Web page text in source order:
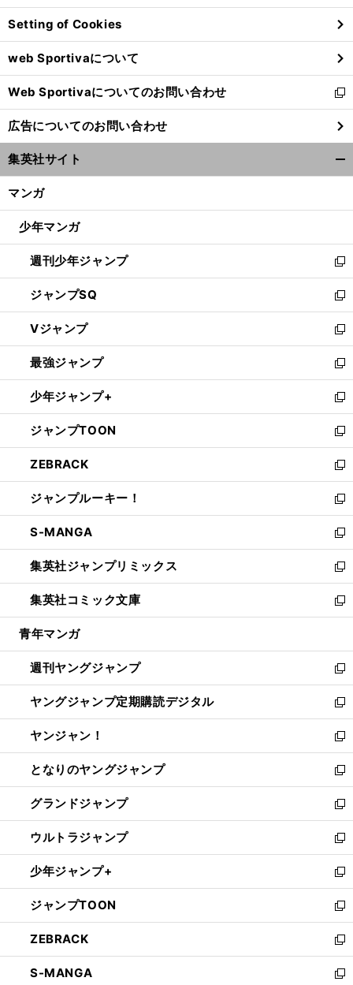
ン
ド
ウ
で
開
く
Setting of Cookies
web Sportivaについて
Web Sportivaについてのお問い合わせ
新
し
い
ウ
ィ
ン
ウ
開
く
広告についてのお問い合わせ
集英社サイト
マンガ
少年マンガ
週刊少年ジャンプ
新
し
い
ウ
ィ
ン
ド
ウ
で
開
く
ジャンプSQ
新
し
い
ウ
ィ
ン
ド
ウ
で
開
く
Vジャンプ
新
し
い
ウ
ィ
ン
ド
ウ
で
開
く
最強ジャンプ
新
し
い
ウ
ィ
ン
ド
ウ
で
開
く
少年ジャンプ+
新
し
い
ウ
ィ
ン
ド
ウ
で
開
く
ジャンプTOON
新
し
い
ウ
ィ
ン
ド
ウ
で
開
く
ZEBRACK
新
し
い
ウ
ィ
ン
ド
ウ
で
開
ジャンプルーキー！
新
し
い
ウ
ィ
ン
ド
ウ
開
く
S-MANGA
新
し
い
ウ
ィ
ン
ウ
で
開
く
集英社ジャンプリミックス
新
し
い
ウ
ン
ド
ウ
で
開
く
集英社コミック文庫
新
し
ウ
ィ
ン
ド
ウ
で
開
く
青年マンガ
週刊ヤングジャンプ
新
し
い
ウ
ィ
ン
ド
ウ
で
開
く
ヤングジャンプ定期購読デジタル
新
し
い
ウ
ィ
ン
ド
ウ
で
開
く
ヤンジャン！
新
し
い
ウ
ィ
ン
ド
ウ
で
開
く
となりのヤングジャンプ
新
し
い
ウ
ィ
ン
ド
ウ
で
開
く
グランドジャンプ
新
し
い
ウ
ィ
ン
ド
ウ
で
開
く
ウルトラジャンプ
新
し
い
ウ
ィ
ン
ド
ウ
で
少年ジャンプ+
新
し
い
ウ
ィ
ン
ド
ジャンプTOON
新
し
い
ウ
ィ
ZEBRACK
新
し
い
S-MANGA 新